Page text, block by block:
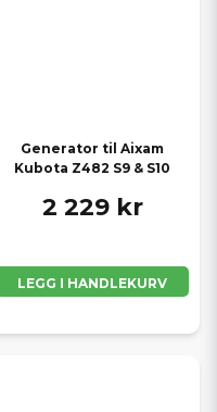
Generator til Aixam
Kubota Z482 S9 & S10
2 229 kr
LEGG I HANDLEKURV